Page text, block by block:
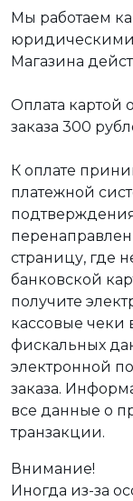
Мы работаем
юридическими
Магазина
Оплата картой
заказа 300
К оплате
платежной
страницу, где
банковской
получите
кассовые чеки
фискальных
электронной
заказа.
все данные о
транзакции.
Внимание!
Иногда из-за